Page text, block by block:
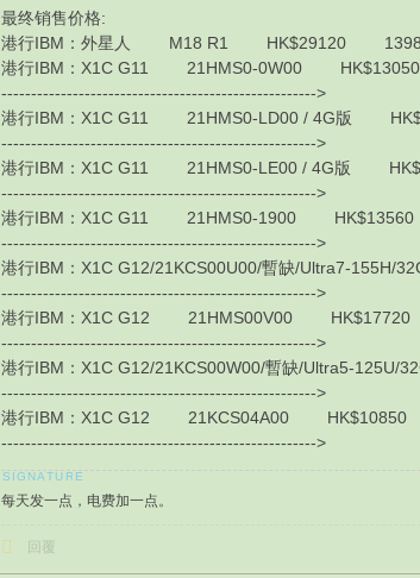
最终销售价格:
港行IBM： 外星人 M18 R1 HK$29120 13980HX/
港行IBM：X1C G11 21HMS0-0W00 HK$13050
----------------------------------------------------->
港行IBM：X1C G11 21HMS0-LD00 / 4G版
----------------------------------------------------->
港行IBM：X1C G11 21HMS0-LE00 / 4G版
----------------------------------------------------->
港行IBM：X1C G11 21HMS0-1900 HK$13560
----------------------------------------------------->
港行IBM：X1C G12/21KCS00U00/暫缺/Ultra7-155H/
----------------------------------------------------->
港行IBM：X1C G12 21HMS00V00 HK$17720
----------------------------------------------------->
港行IBM：X1C G12/21KCS00W00/暫缺/Ultra5-125U/
----------------------------------------------------->
港行IBM：X1C G12 21KCS04A00 HK$10850
----------------------------------------------------->
每天发一点，电费加一点。
回覆